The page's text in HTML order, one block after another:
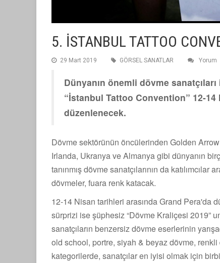
5. İSTANBUL TATTOO
29 Mart 2019 GÖRSEL SANATLAR Yorum
Dünyanın önemli dövme
“İstanbul Tattoo Convention” 12-
düzenlenecek.
Dövme sektörünün öncülerinden Golden
Irlanda, Ukranya ve Almanya gibi dünyanın
tanınmış dövme sanatçılarının da
dövmeler, fuara renk katacak.
12-14 Nisan tarihleri arasında Grand Pera'da
sürprizi ise şüphesiz “Dövme Kraliçesi 2019”
sanatçıların benzersiz dövme eserlerinin
old school, portre, siyah & beyaz dövme,
kategorilerde, sanatçılar en iyisi olmak için